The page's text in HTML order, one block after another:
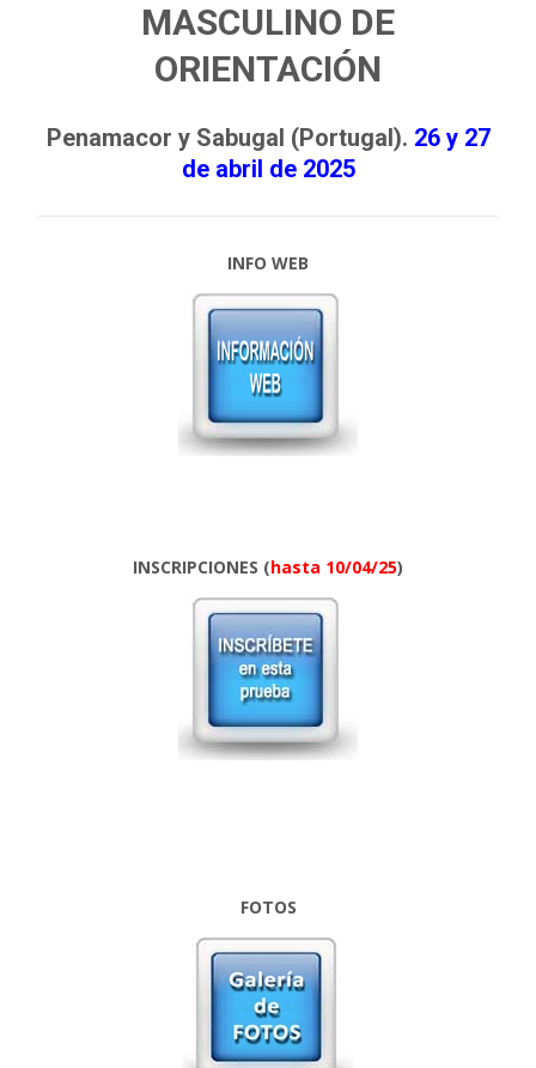
MASCULINO DE
ORIENTACIÓN
Penamacor y Sabugal (Portugal). 26 y 27
de abril de 2025
INFO WEB
INSCRIPCIONES (hasta 10/04/25)
FOTOS